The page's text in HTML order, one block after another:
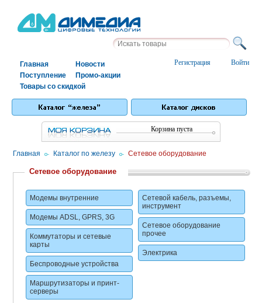
Войти
Регистрация
Главная
Новости
Поступление
Промо-акции
Товары со скидкой
Корзина пуста
Главная / Каталог по железу / Сетевое оборудование
Сетевое оборудование
Модемы внутренние
Модемы ADSL, GPRS, 3G
Коммутаторы и сетевые
карты
Беспроводные устройства
Маршрутизаторы и принт-
серверы
Сетевой кабель, разъемы,
инструмент
Сетевое оборудование
прочее
Электрика